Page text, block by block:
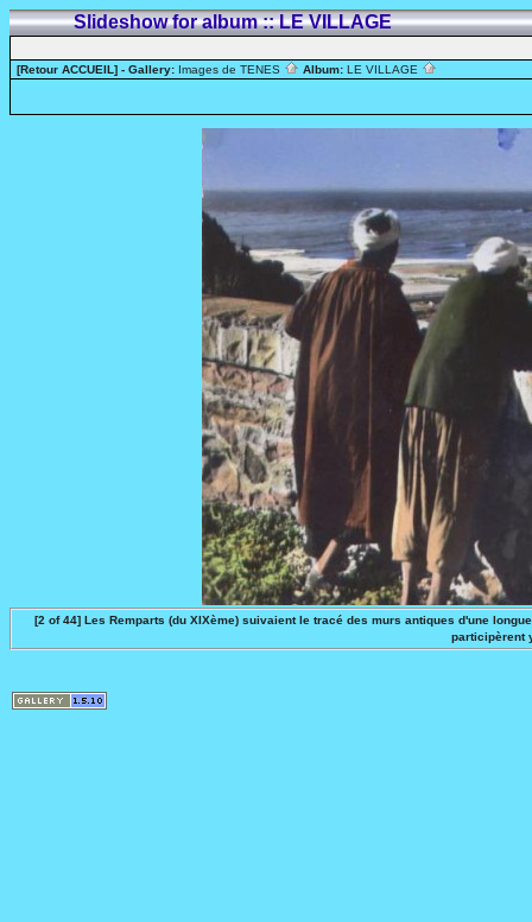
Slideshow for album :: LE VILLAGE
[Retour ACCUEIL] - Gallery: Images de TENES Album: LE VILLAGE
[2 of 44] Les Remparts (du XIXème) suivaient le tracé des murs antiques d'une
participèrent